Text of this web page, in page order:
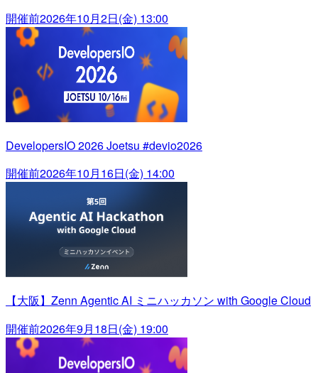
開催前2026年10月2日(金) 13:00
DevelopersIO 2026 Joetsu #devio2026
開催前2026年10月16日(金) 14:00
【大阪】Zenn Agentic AI ミニハッカソン with Google Cloud
開催前2026年9月18日(金) 19:00